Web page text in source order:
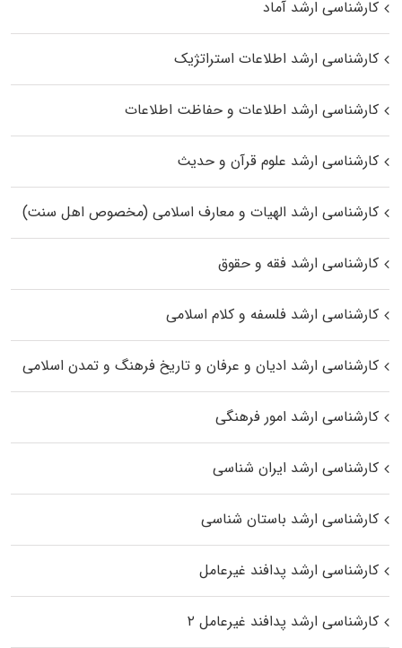
کارشناسی ارشد آماد
کارشناسی ارشد اطلاعات استراتژیک
کارشناسی ارشد اطلاعات و حفاظت اطلاعات
کارشناسی ارشد علوم قرآن و حدیث
کارشناسی ارشد الهیات و معارف اسلامی (مخصوص اهل سنت)
کارشناسی ارشد فقه و حقوق
کارشناسی ارشد فلسفه و کلام اسلامی
کارشناسی ارشد ادیان و عرفان و تاریخ فرهنگ و تمدن اسلامی
کارشناسی ارشد امور فرهنگی
کارشناسی ارشد ایران شناسی
کارشناسی ارشد باستان شناسی
کارشناسی ارشد پدافند غیرعامل
کارشناسی ارشد پدافند غیرعامل ۲